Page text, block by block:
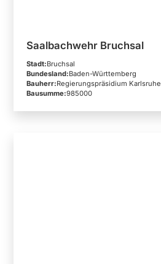
Saalbachwehr Bruchsal
Stadt:Bruchsal
Bundesland:Baden-Württemberg
Bauherr:Regierungspräsidium Karlsruhe
Bausumme:985000